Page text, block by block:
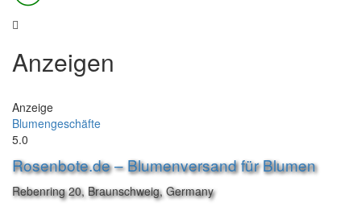
Anzeigen
Anzeige
Blumengeschäfte
5.0
Rosenbote.de – Blumenversand für Blumen
Rebenring 20, Braunschweig, Germany